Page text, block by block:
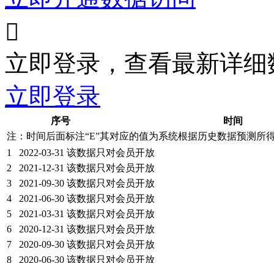

立即登录，查看最新详细
立即登录
序号
时间
注：时间后面标注“E”其对应的值为系统根据历史数据预测所
1
2022-03-31 该数据只对会员开放
2
2021-12-31 该数据只对会员开放
3
2021-09-30 该数据只对会员开放
4
2021-06-30 该数据只对会员开放
5
2021-03-31 该数据只对会员开放
6
2020-12-31 该数据只对会员开放
7
2020-09-30 该数据只对会员开放
8
2020-06-30 该数据只对会员开放